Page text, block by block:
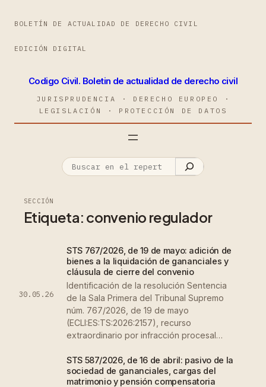
BOLETÍN DE ACTUALIDAD DE DERECHO CIVIL
EDICIÓN DIGITAL
Codigo Civil. Boletin de actualidad de derecho civil
JURISPRUDENCIA · DERECHO EUROPEO ·
LEGISLACIÓN · PROTECCIÓN DE DATOS
SECCIÓN
Etiqueta: convenio regulador
30.05.26
STS 767/2026, de 19 de mayo: adición de
bienes a la liquidación de gananciales y
cláusula de cierre del convenio
Identificación de la resolución Sentencia
de la Sala Primera del Tribunal Supremo
núm. 767/2026, de 19 de mayo
(ECLI:ES:TS:2026:2157), recurso
extraordinario por infracción procesal…
STS 587/2026, de 16 de abril: pasivo de la
sociedad de gananciales, cargas del
matrimonio y pensión compensatoria